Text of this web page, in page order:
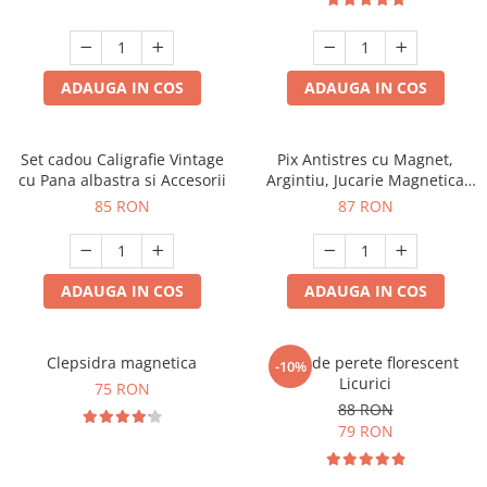
ADAUGA IN COS ADAUGA IN COS
Set cadou Caligrafie Vintage
cu Pana albastra si Accesorii
85 RON
ADAUGA IN COS
Pix Antistres cu Magnet,
Argintiu, Jucarie Magnetica
pentru Birou
87 RON
ADAUGA IN COS
Clepsidra magnetica
75 RON
-10%
Ceas de perete florescent
Licurici
88 RON
79 RON